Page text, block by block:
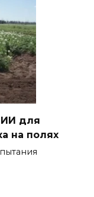
ИИ для
на полях